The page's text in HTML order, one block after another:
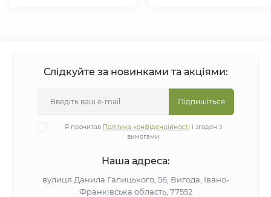
Слідкуйте за новинками та акціями:
Підпишіться
Я прочитав Політика конфіденційності і згоден з
вимогами
Наша адреса:
вулиця Данила Галицького, 56, Вигода, Івано-
Франківська область, 77552